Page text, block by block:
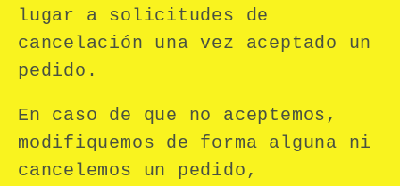
lugar a solicitudes de
cancelación una vez aceptado un
pedido.
En caso de que no aceptemos,
modifiquemos de forma alguna ni
cancelemos un pedido,